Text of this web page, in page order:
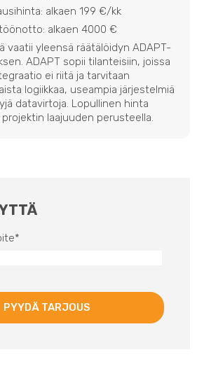
alkaen 199 €/kk
alkaen 4000 €
vaatii yleensä räätälöidyn ADAPT-
ADAPT sopii tilanteisiin, joissa
ei riitä ja tarvitaan
logiikkaa, useampia järjestelmiä
datavirtoja. Lopullinen hinta
laajuuden perusteella.
*